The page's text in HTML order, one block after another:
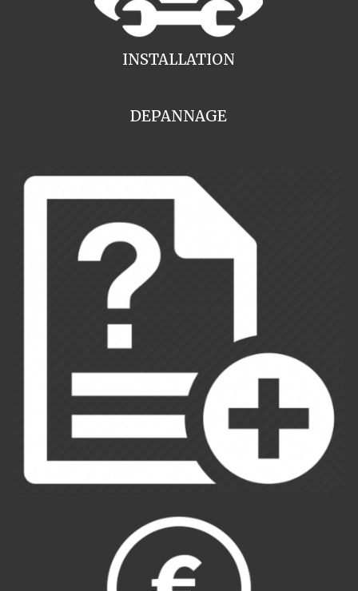
INSTALLATION
DEPANNAGE